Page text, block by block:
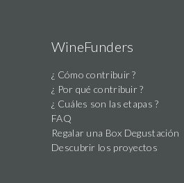
WineFunders
¿ Cómo contribuir ?
¿ Por qué contribuir ?
¿ Cuáles son las etapas ?
FAQ
Regalar una Box Degustación
Descubrir los proyectos